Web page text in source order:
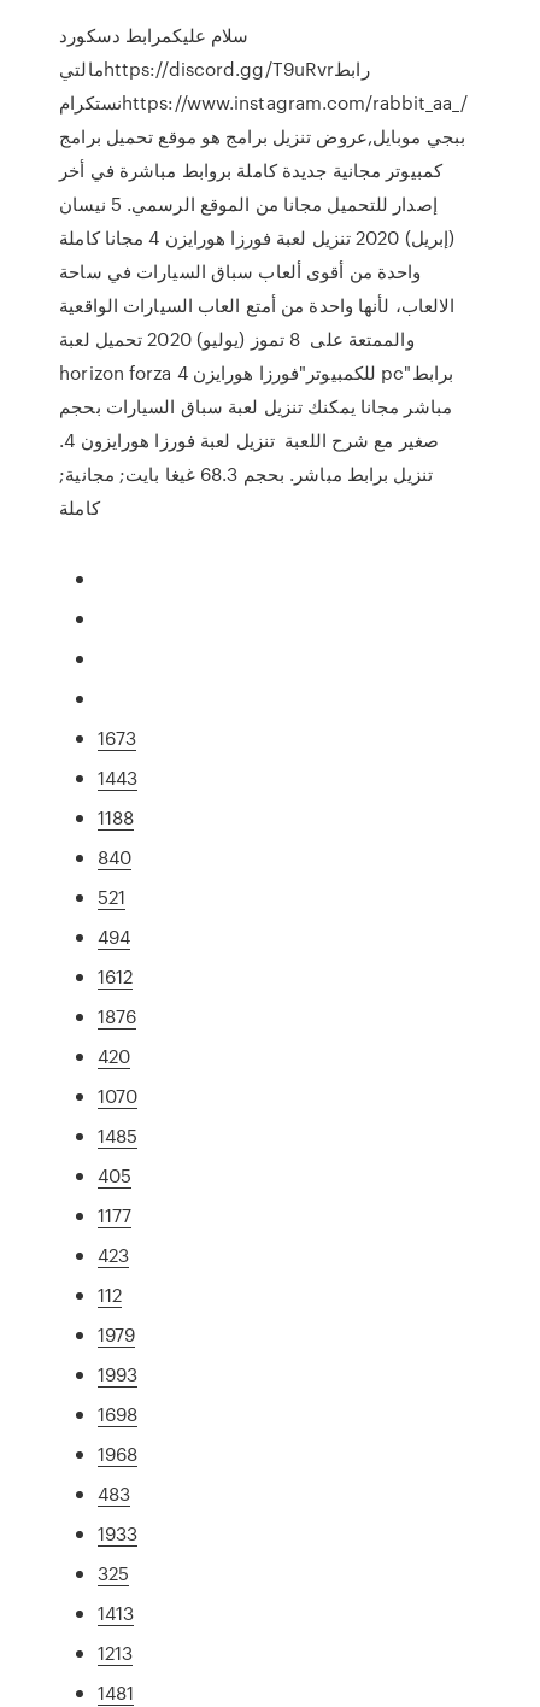
سلام عليكمرابط دسكورد
مالتيhttps://discord.gg/T9uRvrرابط
نستكرامhttps://www.instagram.com/rabbit_aa_/
ببجي موبايل,عروض تنزيل برامج هو موقع تحميل برامج
كمبيوتر مجانية جديدة كاملة بروابط مباشرة في أخر
إصدار للتحميل مجانا من الموقع الرسمي. 5 نيسان
(إبريل) 2020 تنزيل لعبة فورزا هورايزن 4 مجانا كاملة
واحدة من أقوى ألعاب سباق السيارات في ساحة
الالعاب، لأنها واحدة من أمتع العاب السيارات الواقعية
والممتعة على 8 تموز (يوليو) 2020 تحميل لعبة
horizon forza 4 للكمبيوتر"فورزا هورايزن pc"برابط
مباشر مجانا يمكنك تنزيل لعبة سباق السيارات بحجم
صغير مع شرح اللعبة تنزيل لعبة فورزا هورايزون 4.
تنزيل برابط مباشر. بحجم 68.3 غيغا بايت; مجانية;
كاملة
1673
1443
1188
840
521
494
1612
1876
420
1070
1485
405
1177
423
112
1979
1993
1698
1968
483
1933
325
1413
1213
1481